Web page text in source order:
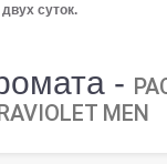
суток.
-
MEN